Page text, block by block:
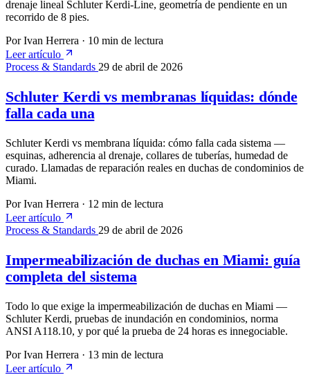
drenaje lineal Schluter Kerdi-Line, geometría de pendiente en un
recorrido de 8 pies.
Por Ivan Herrera · 10 min de lectura
Leer artículo
Process & Standards 29 de abril de 2026
Schluter Kerdi vs membranas líquidas: dónde
falla cada una
Schluter Kerdi vs membrana líquida: cómo falla cada sistema —
esquinas, adherencia al drenaje, collares de tuberías, humedad de
curado. Llamadas de reparación reales en duchas de condominios de
Miami.
Por Ivan Herrera · 12 min de lectura
Leer artículo
Process & Standards 29 de abril de 2026
Impermeabilización de duchas en Miami: guía
completa del sistema
Todo lo que exige la impermeabilización de duchas en Miami —
Schluter Kerdi, pruebas de inundación en condominios, norma
ANSI A118.10, y por qué la prueba de 24 horas es innegociable.
Por Ivan Herrera · 13 min de lectura
Leer artículo